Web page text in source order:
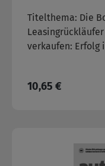
Titelthema: Die
verkaufen: Erfolg
Regulärer Preis:
10,65 €